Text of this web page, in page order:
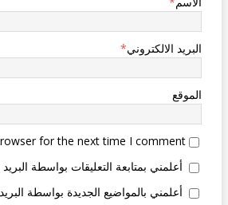
البريد الالكتروني*
الموقع
for the next time I comment.
أعلمني بمتابعة التعليقات بواسطة البريد
أعلمني بالمواضيع الجديدة بواسطة